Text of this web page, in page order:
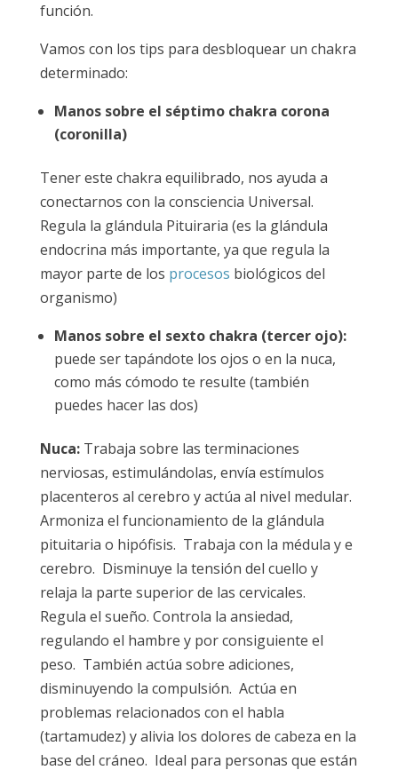
función.
Vamos con los tips para desbloquear un chakra
determinado:
Manos sobre el séptimo chakra corona
(coronilla)
Tener este chakra equilibrado, nos ayuda a
conectarnos con la consciencia Universal.
Regula la glándula Pituiraria (es la glándula
endocrina más importante, ya que regula la
mayor parte de los procesos biológicos del
organismo)
Manos sobre el sexto chakra (tercer ojo):
puede ser tapándote los ojos o en la nuca,
como más cómodo te resulte (también
puedes hacer las dos)
Nuca:Trabaja sobre las terminaciones
nerviosas, estimulándolas, envía estímulos
placenteros al cerebro y actúa al nivel medular.
Armoniza el funcionamiento de la glándula
pituitaria o hipófisis. Trabaja con la médula y e
cerebro. Disminuye la tensión del cuello y
relaja la parte superior de las cervicales.
Regula el sueño. Controla la ansiedad,
regulando el hambre y por consiguiente el
peso. También actúa sobre adiciones,
disminuyendo la compulsión. Actúa en
problemas relacionados con el habla
(tartamudez) y alivia los dolores de cabeza en la
base del cráneo. Ideal para personas que están